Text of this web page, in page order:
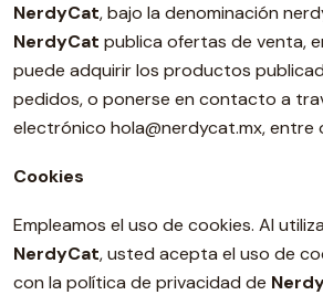
NerdyCat, bajo la denominación
NerdyCat publica ofertas de venta,
puede adquirir los productos
pedidos, o ponerse en contacto a
electrónico hola@nerdycat.mx, entre
Cookies
Empleamos el uso de cookies. Al
NerdyCat, usted acepta el uso de
con la política de privacidad de